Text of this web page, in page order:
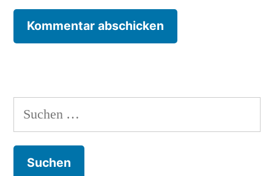
Suchen
nach: